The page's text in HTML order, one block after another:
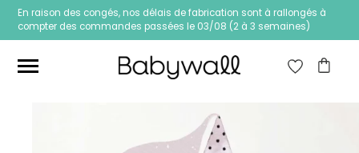
En raison des congés, nos délais de fabrication sont à rallongés à
compter des commandes passées le 03/08 (2 à 3 semaines)